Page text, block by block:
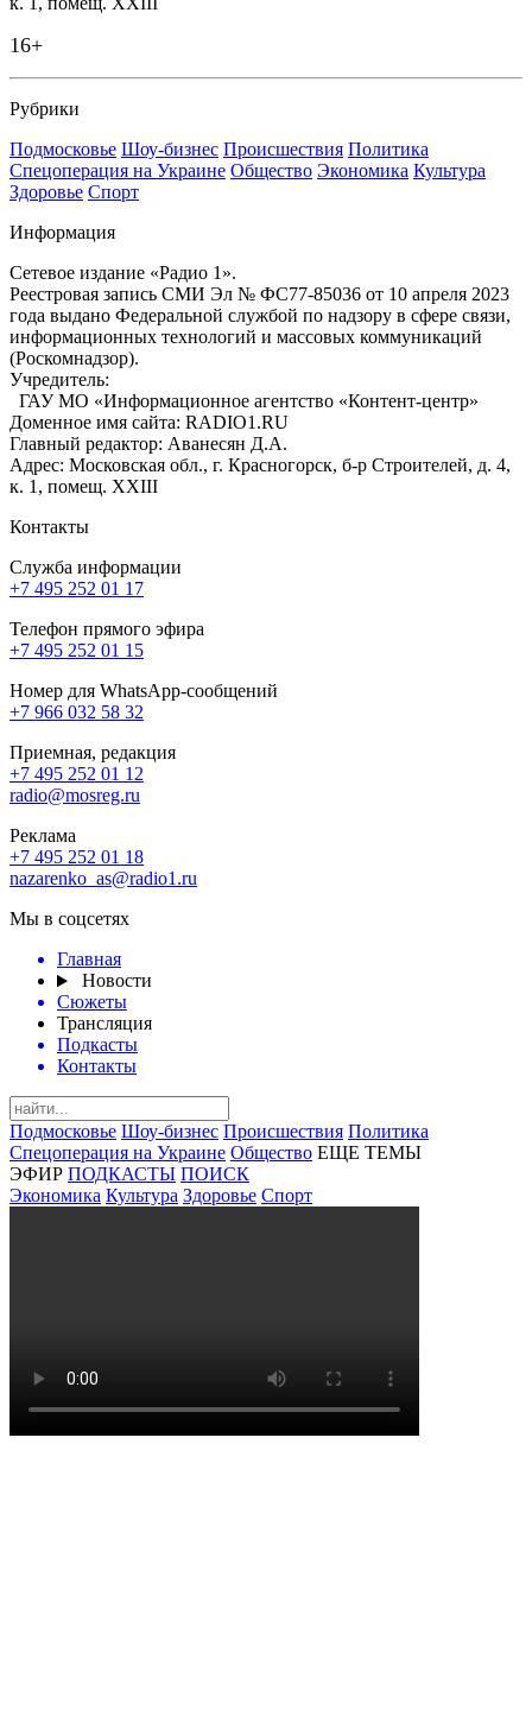
16+
Рубрики
Подмосковье Шоу-бизнес Происшествия Политика
Спецоперация на Украине Общество Экономика Культура
Здоровье Спорт
Информация
Сетевое издание «Радио 1».
Реестровая запись СМИ Эл № ФС77-85036 от 10 апреля 2023
года выдано Федеральной службой по надзору в сфере связи,
информационных технологий и массовых коммуникаций
(Роскомнадзор).
Учредитель:
ГАУ МО «Информационное агентство «Контент-центр»
Доменное имя сайта: RADIO1.RU
Главный редактор: Аванесян Д.А.
Адрес: Московская обл., г. Красногорск, б-р Строителей, д. 4,
к. 1, помещ. XXIII
Контакты
Служба информации
+7 495 252 01 17
Телефон прямого эфира
+7 495 252 01 15
Номер для WhatsApp-сообщений
+7 966 032 58 32
Приемная, редакция
+7 495 252 01 12
radio@mosreg.ru
Реклама
+7 495 252 01 18
nazarenko_as@radio1.ru
Мы в соцсетях
Главная
Новости
Сюжеты
Трансляция
Подкасты
Контакты
Подмосковье Шоу-бизнес Происшествия Политика
Спецоперация на Украине Общество ЕЩЕ ТЕМЫ
ЭФИР ПОДКАСТЫ ПОИСК
Экономика Культура Здоровье Спорт